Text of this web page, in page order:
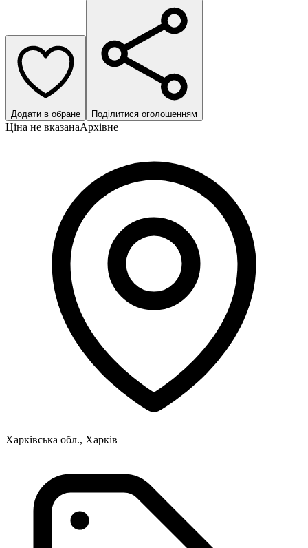
Додати в обране Поділитися оголошенням
Ціна не вказанаАрхівне
Харківська обл., Харків